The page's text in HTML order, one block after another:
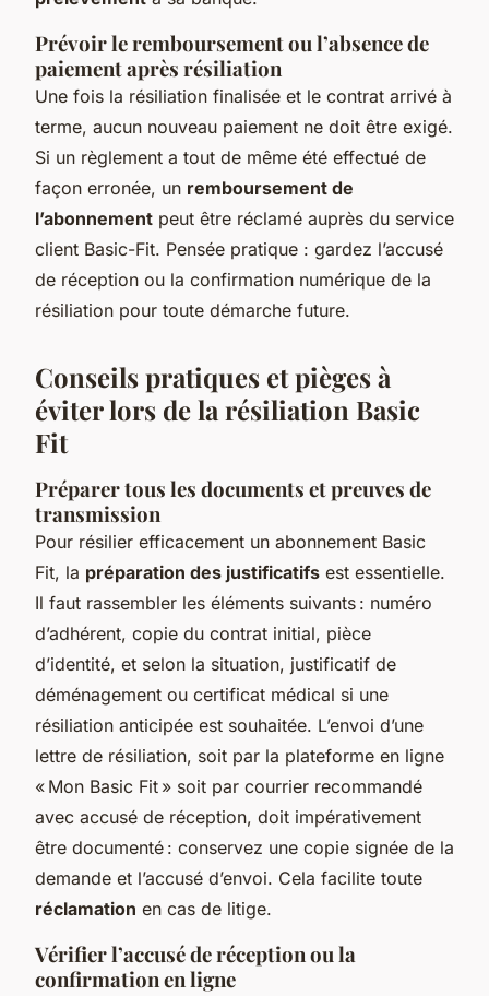
Prévoir le remboursement ou l’absence de
paiement après résiliation
Une fois la résiliation finalisée et le contrat arrivé à
terme, aucun nouveau paiement ne doit être exigé.
Si un règlement a tout de même été effectué de
façon erronée, un remboursement de
l’abonnement peut être réclamé auprès du service
client Basic-Fit. Pensée pratique : gardez l’accusé
de réception ou la confirmation numérique de la
résiliation pour toute démarche future.
Conseils pratiques et pièges à
éviter lors de la résiliation Basic
Fit
Préparer tous les documents et preuves de
transmission
Pour résilier efficacement un abonnement Basic
Fit, la préparation des justificatifs est essentielle.
Il faut rassembler les éléments suivants : numéro
d’adhérent, copie du contrat initial, pièce
d’identité, et selon la situation, justificatif de
déménagement ou certificat médical si une
résiliation anticipée est souhaitée. L’envoi d’une
lettre de résiliation, soit par la plateforme en ligne
« Mon Basic Fit » soit par courrier recommandé
avec accusé de réception, doit impérativement
être documenté : conservez une copie signée de la
demande et l’accusé d’envoi. Cela facilite toute
réclamation en cas de litige.
Vérifier l’accusé de réception ou la
confirmation en ligne